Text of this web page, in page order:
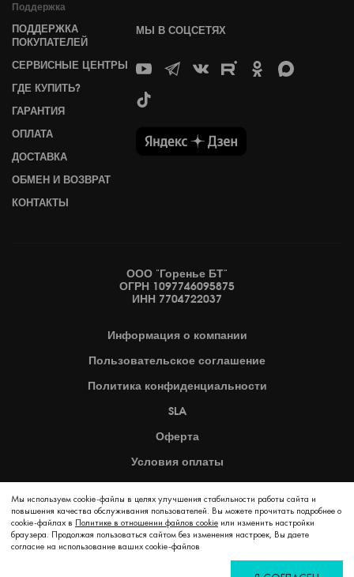
Мы используем cookie-файлы в целях улучшения стабильности работы сайта и
повышения качества обслуживания пользователей. Вы можете прочитать подробнее о
cookie-файлах в Политике в отношении файлов cookie или изменить настройки
браузера. Продолжая пользоваться сайтом без изменения настроек, Вы даете
согласие на использование ваших cookie-файлов
Поддержка
ПОДДЕРЖКА
ПОКУПАТЕЛЕЙ
СЕРВИСНЫЕ ЦЕНТРЫ
ГДЕ КУПИТЬ?
ГАРАНТИЯ
ОПЛАТА
ДОСТАВКА
ОБМЕН И ВОЗВРАТ
КОНТАКТЫ
МЫ В СОЦСЕТЯХ
ООО "Горенье БТ"
ОГРН 1097746095875
ИНН 7704722037
Информация о компании
Пользовательское соглашение
Политика конфиденциальности
SLA
Оферта
Условия оплаты
Карта сайта
2026 © Copyright Hisense